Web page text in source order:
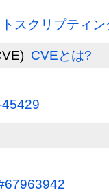
スクリプティ
CVEとは?